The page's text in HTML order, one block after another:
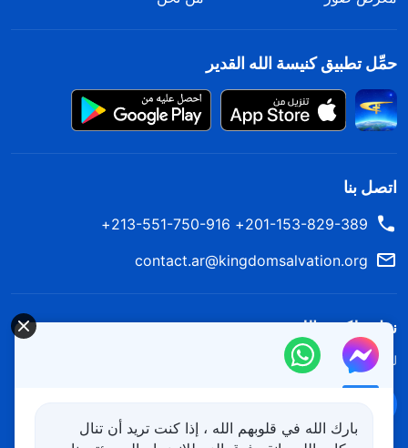
حمِّل تطبيق كنيسة الله القدير
اتصل بنا
201-153-829-389+ 213-551-750-916+
contact.ar@kingdomsalvation.org
نزل ملكوت الله.
لقد نزلت المملكة بالفعل إلى الأرض! هل تريد دخوله؟
بارك الله في قلوبهم الله ، إذا كنت تريد أن تنال